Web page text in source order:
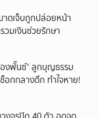
าดเจ็บถูกปล่อยหน้า
มเงินช่วยรักษา
งพั๊นซ์“ ลูกบุญธรรม
อกกลางดึก ทำใจหาย!